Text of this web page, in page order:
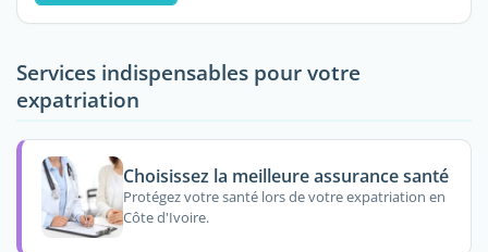
Services indispensables pour votre
expatriation
Choisissez la meilleure assurance santé
Protégez votre santé lors de votre expatriation en
Côte d'Ivoire.